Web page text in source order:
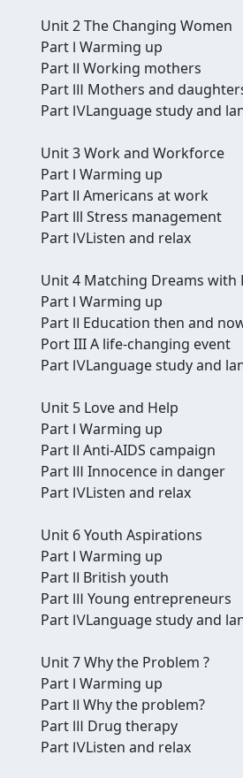
Unit 2 The Changing Women
Part Ⅰ Warming up
Part Ⅱ Working mothers
Part Ⅲ Mothers and
Part ⅣLanguage study and
Unit 3 Work and Workforce
Part Ⅰ Warming up
Part Ⅱ Americans at work
Part Ⅰll Stress management
Part ⅣListen and relax
Unit 4 Matching Dreams with
Part Ⅰ Warming up
Part Ⅱ Education then and
Port III A life-changing event
Part ⅣLanguage study and
Unit 5 Love and Help
Part Ⅰ Warming up
Part Ⅱ Anti-AIDS campaign
Part Ⅲ Innocence in danger
Part ⅣListen and relax
Unit 6 Youth Aspirations
Part Ⅰ Warming up
Part Ⅱ British youth
Part Ⅲ Young entrepreneurs
Part ⅣLanguage study and
Unit 7 Why the Problem ?
Part Ⅰ Warming up
Part Ⅱ Why the problem?
Part Ⅲ Drug therapy
Part ⅣListen and relax